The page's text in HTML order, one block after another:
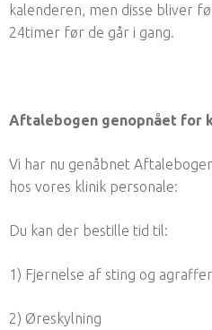
kalenderen, men disse bliver
24timer før de går i gang.
Aftalebogen genopnået for
Vi har nu genåbnet
hos vores klinik personale:
Du kan der bestille tid til:
1) Fjernelse af sting og agraffer
2) Øreskylning